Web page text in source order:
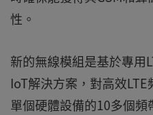
性。
新的無線模組是基於專用
IoT解決方案，對高效
單個硬體設備的10多個